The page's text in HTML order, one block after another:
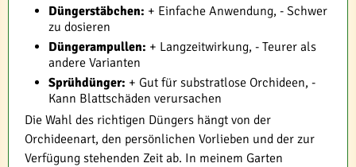
Düngerstäbchen: + Einfache Anwendung, - Schwer
zu dosieren
Düngerampullen: + Langzeitwirkung, - Teurer als
andere Varianten
Sprühdünger: + Gut für substratlose Orchideen, -
Kann Blattschäden verursachen
Die Wahl des richtigen Düngers hängt von der
Orchideenart, den persönlichen Vorlieben und der zur
Verfügung stehenden Zeit ab. In meinem Garten